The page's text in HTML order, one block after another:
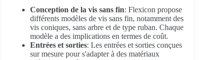
Conception de la vis sans fin: Flexicon propose
différents modèles de vis sans fin, notamment des
vis coniques, sans arbre et de type ruban. Chaque
modèle a des implications en termes de coût.
Entrées et sorties: Les entrées et sorties conçues
sur mesure pour s'adapter à des matériaux